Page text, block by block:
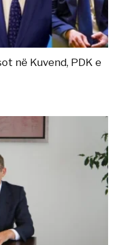
në Kuvend, PDK e